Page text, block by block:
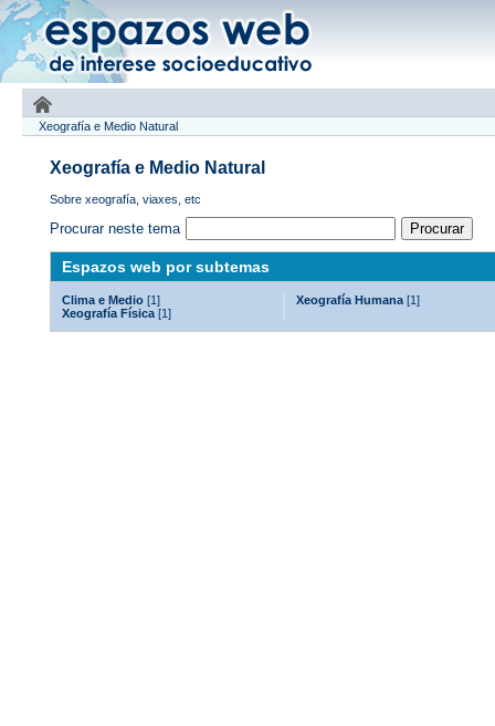
Xeografía e Medio Natural
Xeografía e Medio Natural
Sobre xeografía, viaxes, etc
Procurar neste tema
Espazos web por subtemas
Clima e Medio [1]
Xeografía Física [1]
Xeografía Humana [1]